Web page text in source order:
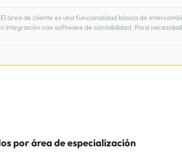
área de cliente es una funcionalidad básica de
integración con software de contabilidad. Para
por área de especialización